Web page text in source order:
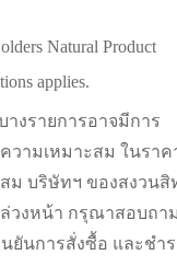
Natural Product
applies.
งรายการอาจมีการ
วามเหมาะสม ในราค
ม บริษัทฯ ของสงวนสิ
วงหน้า กรุณาสอบถาม
ยันการสั่งซื้อ และชำร